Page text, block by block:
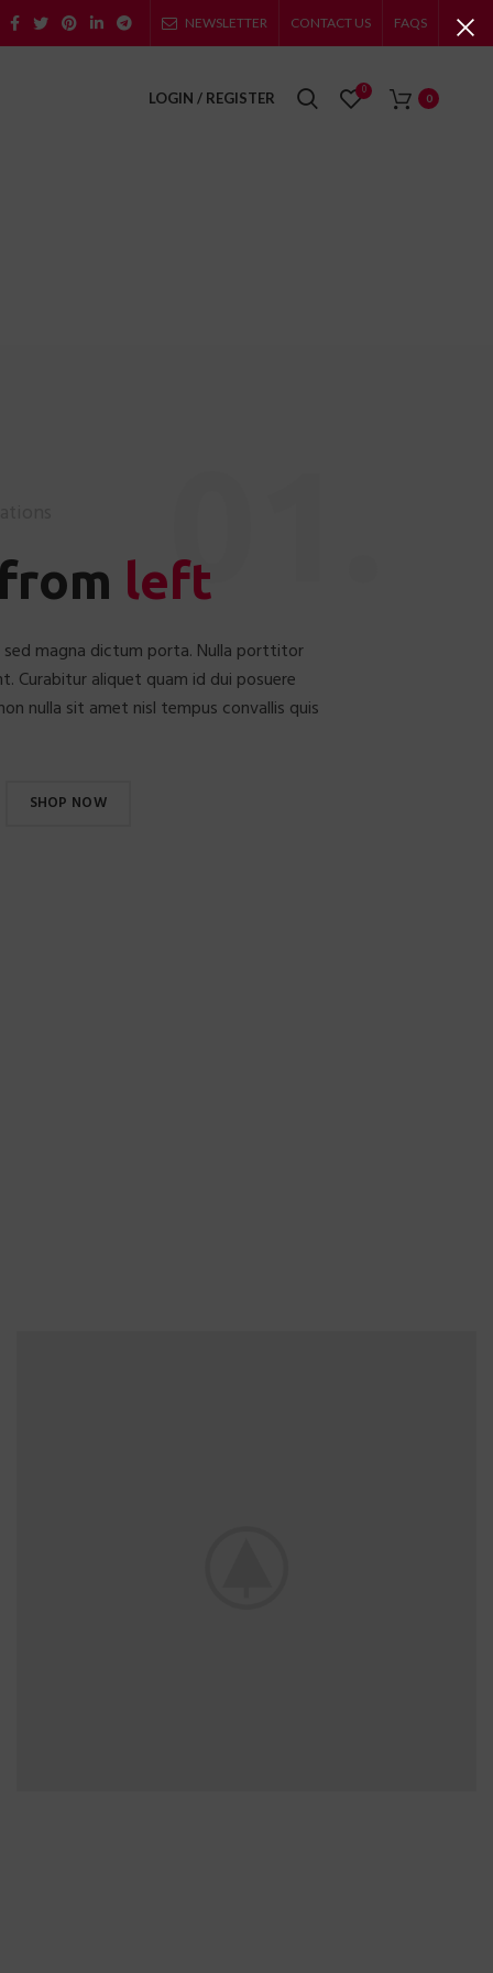
NEWSLETTER CONTACT US FAQS
LOGIN / REGISTER 0
0
01.
left
sed magna dictum porta. Nulla porttitor
Curabitur aliquet quam id dui posuere
nulla sit amet nisl tempus convallis quis
SHOP NOW